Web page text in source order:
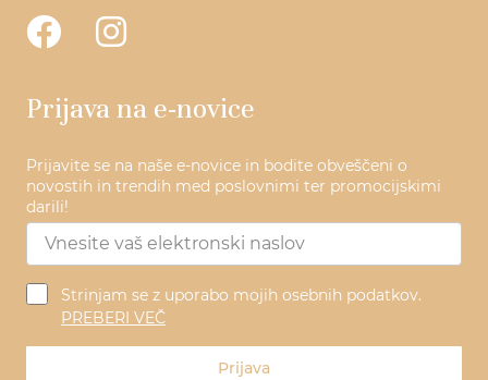
Prijava na e-novice
Prijavite se na naše e-novice in bodite obveščeni o
novostih in trendih med poslovnimi ter promocijskimi
darili!
Strinjam se z uporabo mojih osebnih podatkov.
PREBERI VEČ
Prijava